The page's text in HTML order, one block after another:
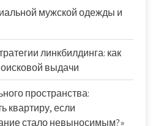
мужской одежды и
линкбилдинга: как
выдачи
пространства:
квартиру, если
стало невыносимым?»